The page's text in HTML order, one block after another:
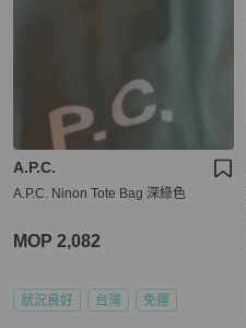
A.P.C.
A.P.C. Ninon Tote Bag 深綠色
MOP 2,082
狀況良好 台灣 免運